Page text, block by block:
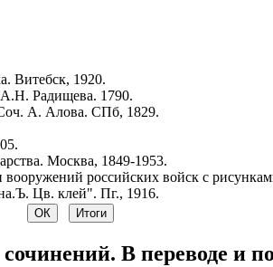
Витебск, 1920.
Радищева. 1790.
А. Алова. СПб, 1829.
Москва, 1849-1953.
российских войск с
Цв. клей". Пг., 1916.
В переводе и